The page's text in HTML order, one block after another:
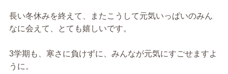
長い冬休みを終えて、またこうして元気いっぱいのみん
なに会えて、とても嬉しいです。
3学期も、寒さに負けずに、みんなが元気にすごせますよ
うに。